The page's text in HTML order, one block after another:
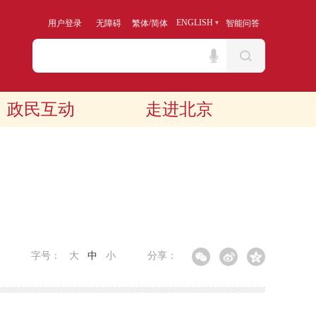
用户登录 无障碍 繁体/简体 ENGLISH 智能问答
政民互动 走进北京
分享：
字号： 大 中 小